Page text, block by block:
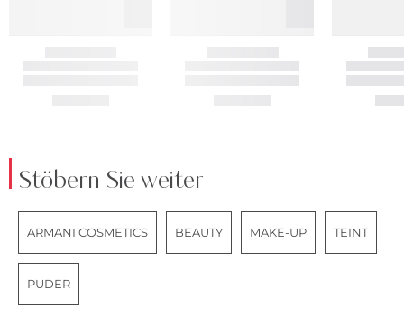
Stöbern Sie weiter
ARMANI COSMETICS BEAUTY MAKE-UP TEINT
PUDER